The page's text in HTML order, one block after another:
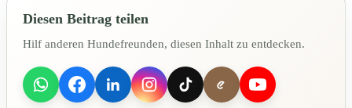
Diesen Beitrag teilen
Hilf anderen Hundefreunden, diesen Inhalt zu entdecken.